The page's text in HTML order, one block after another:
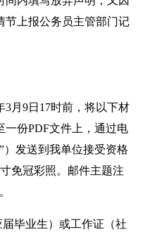
节上报公务员主管部门记
3月 9日 17时前，将以下材
一份PDF文件上，通过电
）发送到我单位接受资格
寸免冠彩照。邮件主题注
毕业生）或工作证（社